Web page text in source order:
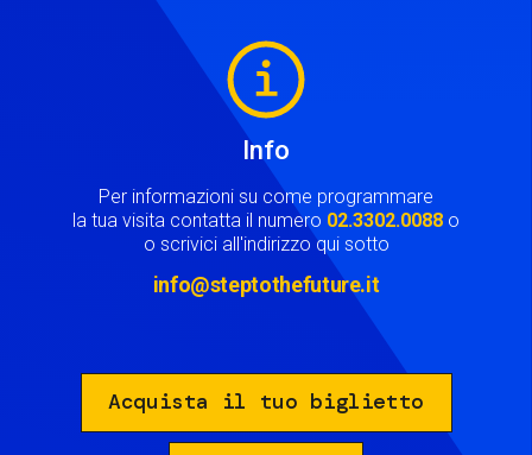
Info
Per informazioni su come programmare
la tua visita contatta il numero 02.3302.0088 o
o scrivici all'indirizzo qui sotto
info@steptothefuture.it
Acquista il tuo biglietto